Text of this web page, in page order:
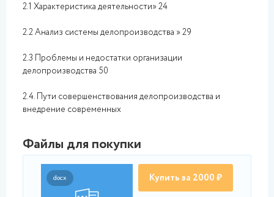
2.1 Характеристика деятельности» 24
2.2 Анализ системы делопроизводства » 29
2.3 Проблемы и недостатки организации
делопроизводства 50
2.4. Пути совершенствования делопроизводства и
внедрение современных
Файлы для покупки
docx Купить за 2000 ₽